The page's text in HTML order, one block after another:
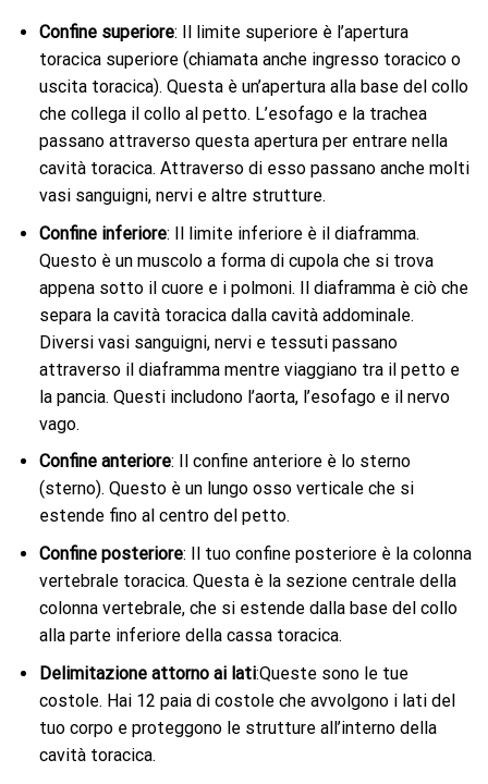
Confine superiore: Il limite superiore è l’apertura
toracica superiore (chiamata anche ingresso toracico o
uscita toracica). Questa è un’apertura alla base del collo
che collega il collo al petto. L’esofago e la trachea
passano attraverso questa apertura per entrare nella
cavità toracica. Attraverso di esso passano anche molti
vasi sanguigni, nervi e altre strutture.
Confine inferiore: Il limite inferiore è il diaframma.
Questo è un muscolo a forma di cupola che si trova
appena sotto il cuore e i polmoni. Il diaframma è ciò che
separa la cavità toracica dalla cavità addominale.
Diversi vasi sanguigni, nervi e tessuti passano
attraverso il diaframma mentre viaggiano tra il petto e
la pancia. Questi includono l’aorta, l’esofago e il nervo
vago.
Confine anteriore: Il confine anteriore è lo sterno
(sterno). Questo è un lungo osso verticale che si
estende fino al centro del petto.
Confine posteriore: Il tuo confine posteriore è la colonna
vertebrale toracica. Questa è la sezione centrale della
colonna vertebrale, che si estende dalla base del collo
alla parte inferiore della cassa toracica.
Delimitazione attorno ai lati:Queste sono le tue
costole. Hai 12 paia di costole che avvolgono i lati del
tuo corpo e proteggono le strutture all’interno della
cavità toracica.